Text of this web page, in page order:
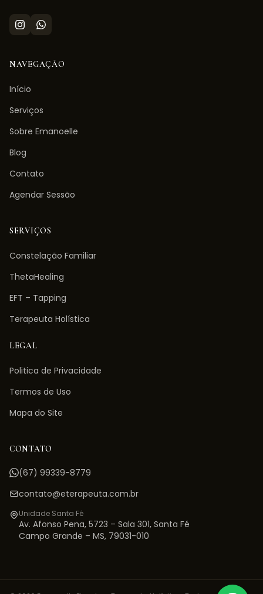
NAVEGAÇÃO
Início
Serviços
Sobre Emanoelle
Blog
Contato
Agendar Sessão
SERVIÇOS
Constelação Familiar
ThetaHealing
EFT – Tapping
Terapeuta Holística
LEGAL
Politica de Privacidade
Termos de Uso
Mapa do Site
CONTATO
(67) 99339-8779
contato@eterapeuta.com.br
Unidade Santa Fé
Av. Afonso Pena, 5723 – Sala 301, Santa Fé
Campo Grande – MS, 79031-010